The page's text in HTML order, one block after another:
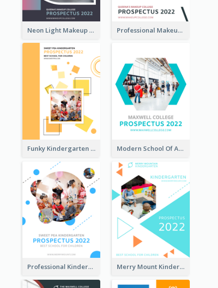
Neon Light Makeup School Prospectus Professional Makeup School Prospectus
Funky Kindergarten Prospectus Modern School Of Art Prospectus
Professional Kindergarten Prospectus Merry Mount Kindergarten Prospectus